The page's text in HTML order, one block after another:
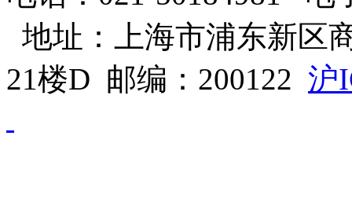
地址：上海市浦东新区
21楼D 邮编：200122 沪